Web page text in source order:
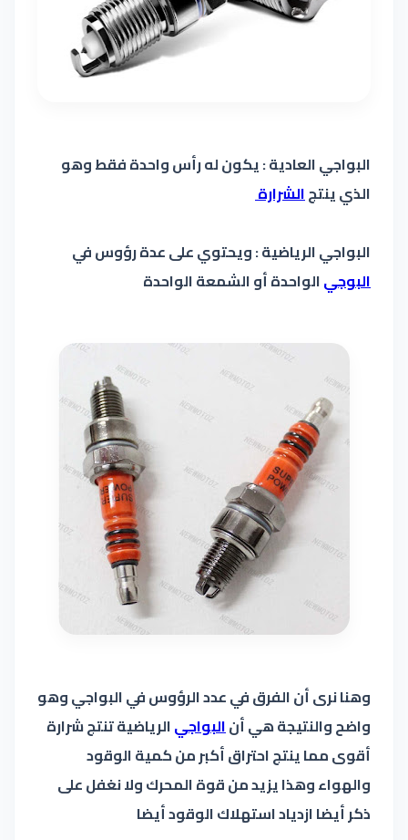
البواجي العادية : يكون له رأس واحدة فقط وهو
الذي ينتجالشرارة
البواجي الرياضية : ويحتوي على عدة رؤوس في
البوجيالواحدة أو الشمعة الواحدة
وهنا نرى أن الفرق في عدد الرؤوس في البواجي وهو
واضح والنتيجة هي أنالبواجيالرياضية تنتج شرارة
أقوى مما ينتج احتراق أكبر من كمية الوقود
والهواء وهذا يزيد من قوة المحرك ولا نغفل على
ذكر أيضا ازدياد استهلاك الوقود أيضا